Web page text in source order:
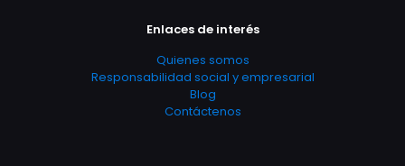
Enlaces de interés
Quienes somos
Responsabilidad social y empresarial
Blog
Contáctenos